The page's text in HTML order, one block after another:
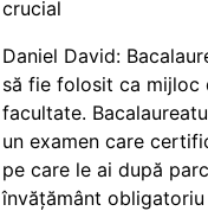
crucial
Daniel David:
să fie folosit ca mijloc
facultate.
un examen care
pe care le ai după
învățământ obligatoriu